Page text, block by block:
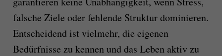
falsche Ziele oder fehlende Struktur dominieren.
Entscheidend ist vielmehr, die eigenen
Bedürfnisse zu kennen und das Leben aktiv zu